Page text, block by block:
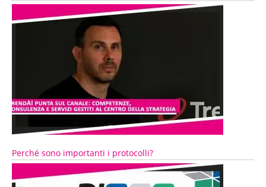
Perché sono importanti i protocolli?